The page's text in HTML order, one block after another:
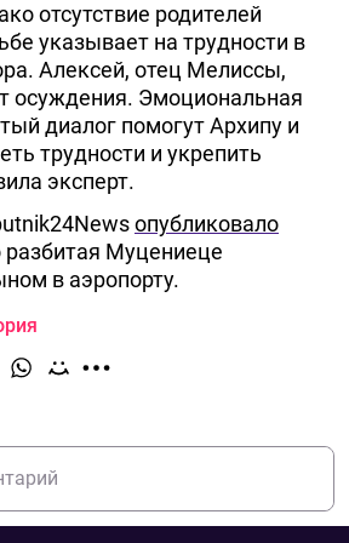
отсутствие родителей
указывает на трудности в
Алексей, отец Мелиссы,
осуждения. Эмоциональная
диалог помогут Архипу и
трудности и укрепить
эксперт.
опубликовало
разбитая Муцениеце
в аэропорту.